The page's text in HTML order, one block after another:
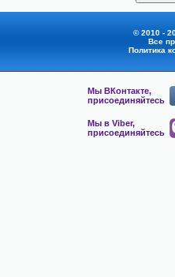
© 2010 -
Все
Политика
Мы ВКонтакте,
присоединяйтесь
Мы в Viber,
присоединяйтесь